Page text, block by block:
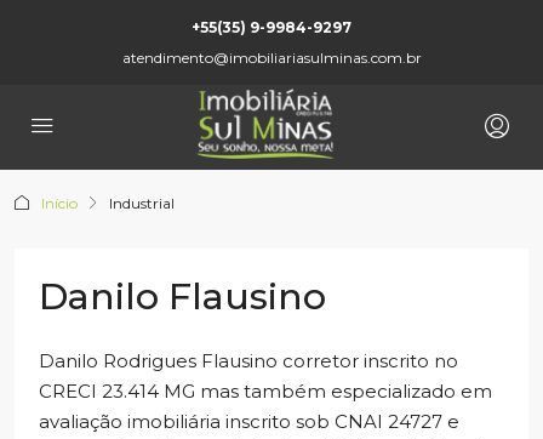
+55(35) 9-9984-9297
atendimento@imobiliariasulminas.com.br
Início Industrial
Danilo Flausino
Danilo Rodrigues Flausino corretor inscrito no
CRECI 23.414 MG mas também especializado em
avaliação imobiliária inscrito sob CNAI 24727 e